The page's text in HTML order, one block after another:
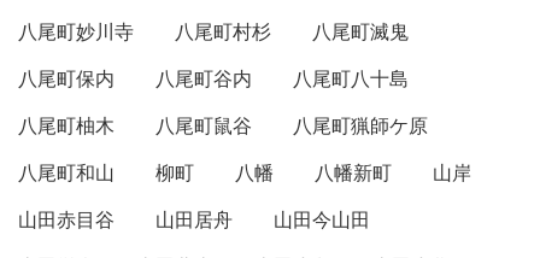
八尾町妙川寺
八尾町村杉
八尾町滅鬼
八尾町保内
八尾町谷内
八尾町八十島
八尾町柚木
八尾町鼠谷
八尾町猟師ケ原
八尾町和山
柳町 八幡 八幡新町
山岸
山田赤目谷
山田居舟
山田今山田